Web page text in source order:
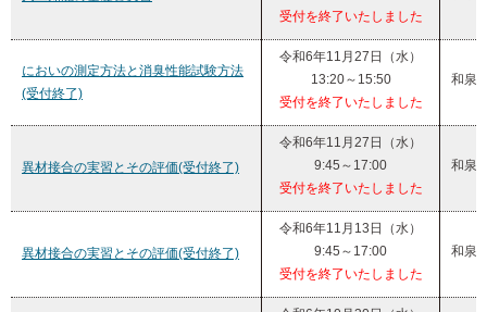
受付を終了いたしました
においの測定方法と消臭性能試験方法
(受付終了)
令和6年11月27日（水）
13:20～15:50
受付を終了いたしました
和泉
異材接合の実習とその評価(受付終了)
令和6年11月27日（水）
9:45～17:00
受付を終了いたしました
和泉
異材接合の実習とその評価(受付終了)
令和6年11月13日（水）
9:45～17:00
受付を終了いたしました
和泉